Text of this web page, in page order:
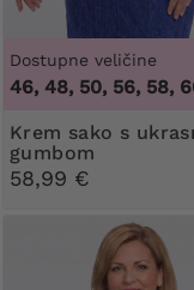
Dostupne veličine
46, 48, 50, 56, 58,
Krem sako s ukrasnim
gumbom
58,99 €